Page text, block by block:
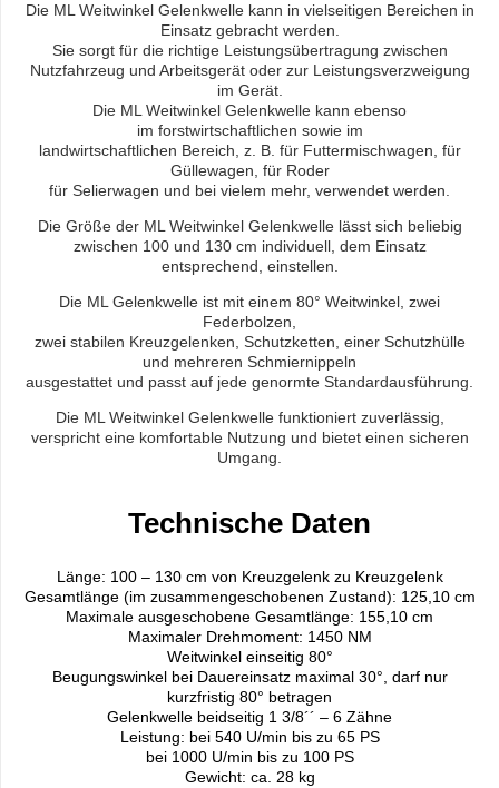
Die ML Weitwinkel Gelenkwelle kann in vielseitigen Bereichen in
Einsatz gebracht werden.
Sie sorgt für die richtige Leistungsübertragung zwischen
Nutzfahrzeug und Arbeitsgerät oder zur Leistungsverzweigung
im Gerät.
Die ML Weitwinkel Gelenkwelle kann ebenso
im forstwirtschaftlichen sowie im
landwirtschaftlichen Bereich, z. B. für Futtermischwagen, für
Güllewagen, für Roder
für Selierwagen und bei vielem mehr, verwendet werden.
Die Größe der ML Weitwinkel Gelenkwelle lässt sich beliebig
zwischen 100 und 130 cm individuell, dem Einsatz
entsprechend, einstellen.
Die ML Gelenkwelle ist mit einem 80° Weitwinkel, zwei
Federbolzen,
zwei stabilen Kreuzgelenken, Schutzketten, einer Schutzhülle
und mehreren Schmiernippeln
ausgestattet und passt auf jede genormte Standardausführung.
Die ML Weitwinkel Gelenkwelle funktioniert zuverlässig,
verspricht eine komfortable Nutzung und bietet einen sicheren
Umgang.
Technische Daten
Länge: 100 – 130 cm von Kreuzgelenk zu Kreuzgelenk
Gesamtlänge (im zusammengeschobenen Zustand): 125,10 cm
Maximale ausgeschobene Gesamtlänge: 155,10 cm
Maximaler Drehmoment: 1450 NM
Weitwinkel einseitig 80°
Beugungswinkel bei Dauereinsatz maximal 30°, darf nur
kurzfristig 80° betragen
Gelenkwelle beidseitig 1 3/8´´ – 6 Zähne
Leistung: bei 540 U/min bis zu 65 PS
bei 1000 U/min bis zu 100 PS
Gewicht: ca. 28 kg